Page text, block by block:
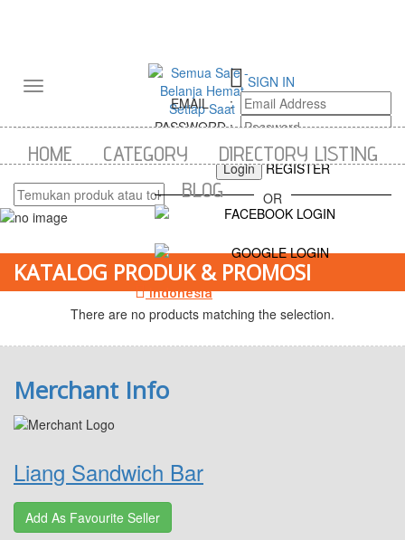
Toggle
SIGN IN
EMAIL
:
PASSWORD:
FORGOT YOUR PASSWORD?
Login
REGISTER
OR
Indonesia
HOME CATEGORY
DIRECTORY LISTING
BLOG
KATALOG PRODUK & PROMOSI
There are no products matching the selection.
Merchant Info
Liang Sandwich Bar
Add As Favourite Seller